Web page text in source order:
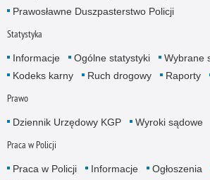
Prawosławne Duszpasterstwo Policji
Statystyka
Informacje Ogólne statystyki
Wybrane
Kodeks karny
Ruch drogowy Raporty
Prawo
Dziennik Urzędowy KGP Wyroki sądowe
Praca w Policji
Praca w Policji Informacje Ogłoszenia